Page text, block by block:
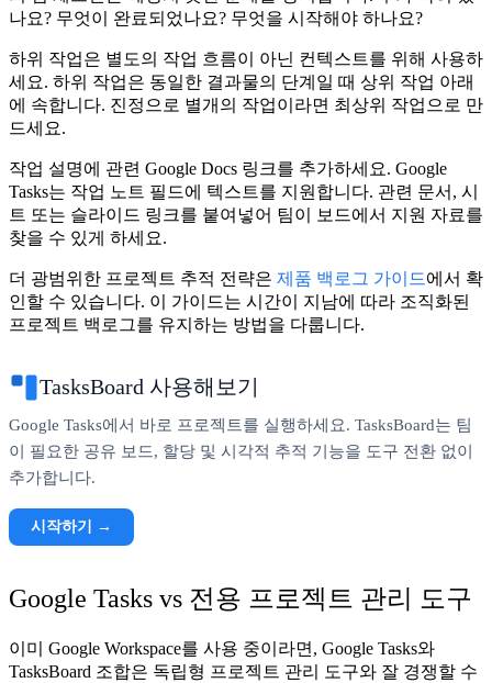
나요? 무엇이 완료되었나요? 무엇을 시작해야 하나요?
하위 작업은 별도의 작업 흐름이 아닌 컨텍스트를 위해 사용하
세요. 하위 작업은 동일한 결과물의 단계일 때 상위 작업 아래
에 속합니다. 진정으로 별개의 작업이라면 최상위 작업으로 만
드세요.
작업 설명에 관련 Google Docs 링크를 추가하세요. Google
Tasks는 작업 노트 필드에 텍스트를 지원합니다. 관련 문서, 시
트 또는 슬라이드 링크를 붙여넣어 팀이 보드에서 지원 자료를
찾을 수 있게 하세요.
더 광범위한 프로젝트 추적 전략은 제품 백로그 가이드에서 확
인할 수 있습니다. 이 가이드는 시간이 지남에 따라 조직화된
프로젝트 백로그를 유지하는 방법을 다룹니다.
TasksBoard 사용해보기
Google Tasks에서 바로 프로젝트를 실행하세요. TasksBoard는 팀
이 필요한 공유 보드, 할당 및 시각적 추적 기능을 도구 전환 없이
추가합니다.
시작하기 →
Google Tasks vs 전용 프로젝트 관리 도구
이미 Google Workspace를 사용 중이라면, Google Tasks와
TasksBoard 조합은 독립형 프로젝트 관리 도구와 잘 경쟁할 수